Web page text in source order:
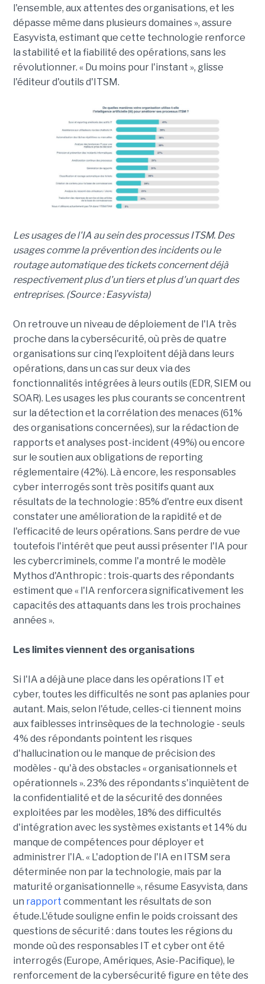
l'ensemble, aux attentes des organisations, et les
dépasse même dans plusieurs domaines », assure
Easyvista, estimant que cette technologie renforce
la stabilité et la fiabilité des opérations, sans les
révolutionner. « Du moins pour l'instant », glisse
l'éditeur d'outils d'ITSM.
Les usages de l'IA au sein des processus ITSM. Des
usages comme la prévention des incidents ou le
routage automatique des tickets concernent déjà
respectivement plus d'un tiers et plus d'un quart des
entreprises. (Source : Easyvista)
On retrouve un niveau de déploiement de l'IA très
proche dans la cybersécurité, où près de quatre
organisations sur cinq l'exploitent déjà dans leurs
opérations, dans un cas sur deux via des
fonctionnalités intégrées à leurs outils (EDR, SIEM ou
SOAR). Les usages les plus courants se concentrent
sur la détection et la corrélation des menaces (61%
des organisations concernées), sur la rédaction de
rapports et analyses post-incident (49%) ou encore
sur le soutien aux obligations de reporting
réglementaire (42%). Là encore, les responsables
cyber interrogés sont très positifs quant aux
résultats de la technologie : 85% d'entre eux disent
constater une amélioration de la rapidité et de
l'efficacité de leurs opérations. Sans perdre de vue
toutefois l'intérêt que peut aussi présenter l'IA pour
les cybercriminels, comme l'a montré le modèle
Mythos d'Anthropic : trois-quarts des répondants
estiment que « l'IA renforcera significativement les
capacités des attaquants dans les trois prochaines
années ».
Les limites viennent des organisations
Si l'IA a déjà une place dans les opérations IT et
cyber, toutes les difficultés ne sont pas aplanies pour
autant. Mais, selon l'étude, celles-ci tiennent moins
aux faiblesses intrinsèques de la technologie - seuls
4% des répondants pointent les risques
d'hallucination ou le manque de précision des
modèles - qu'à des obstacles « organisationnels et
opérationnels ». 23% des répondants s'inquiètent de
la confidentialité et de la sécurité des données
exploitées par les modèles, 18% des difficultés
d'intégration avec les systèmes existants et 14% du
manque de compétences pour déployer et
administrer l'IA. « L'adoption de l'IA en ITSM sera
déterminée non par la technologie, mais par la
maturité organisationnelle », résume Easyvista, dans
un rapport commentant les résultats de son
étude.L'étude souligne enfin le poids croissant des
questions de sécurité : dans toutes les régions du
monde où des responsables IT et cyber ont été
interrogés (Europe, Amériques, Asie-Pacifique), le
renforcement de la cybersécurité figure en tête des